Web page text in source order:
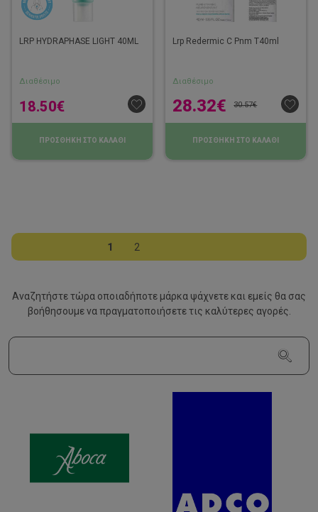
LRP HYDRAPHASE LIGHT 40ML
Διαθέσιμο
18.50€
ΠΡΟΣΘΗΚΗ ΣΤΟ ΚΑΛΑΘΙ
Lrp Redermic C Pnm T40ml
Διαθέσιμο
30.57€
28.32€
ΠΡΟΣΘΗΚΗ ΣΤΟ ΚΑΛΑΘΙ
1 2
Αναζητήστε τώρα οποιαδήποτε μάρκα ψάχνετε και εμείς θα σας
βοήθησουμε να πραγματοποιήσετε τις καλύτερες αγορές.